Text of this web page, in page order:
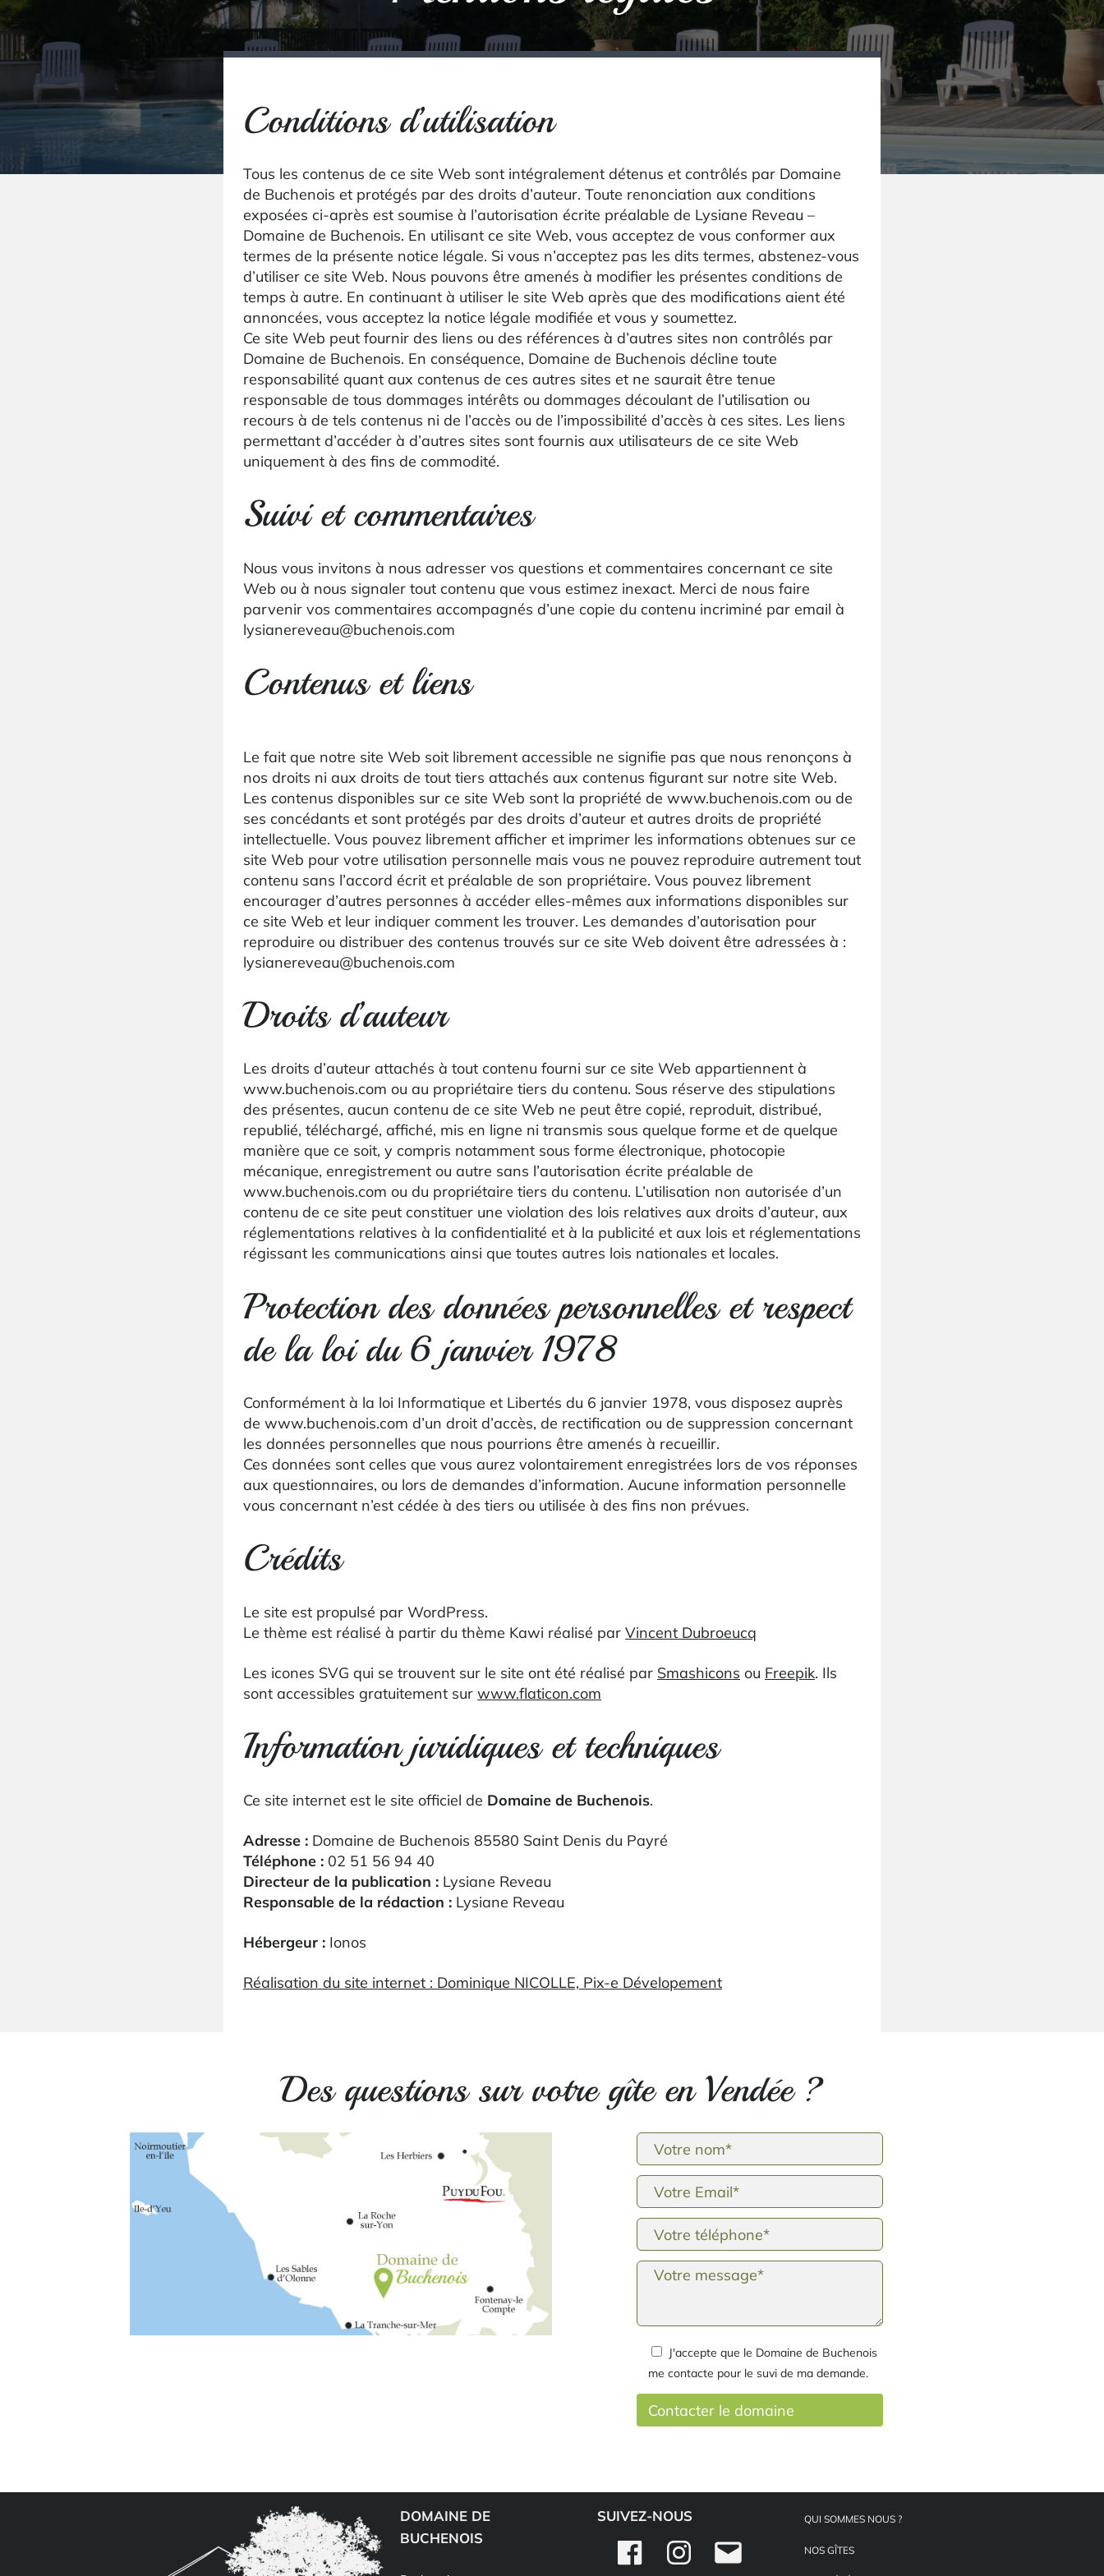
Conditions d’utilisation
Tous les contenus de ce site Web sont intégralement détenus et contrôlés par Domaine
de Buchenois et protégés par des droits d’auteur. Toute renonciation aux conditions
exposées ci-après est soumise à l’autorisation écrite préalable de Lysiane Reveau –
Domaine de Buchenois. En utilisant ce site Web, vous acceptez de vous conformer aux
termes de la présente notice légale. Si vous n’acceptez pas les dits termes, abstenez-vous
d’utiliser ce site Web. Nous pouvons être amenés à modifier les présentes conditions de
temps à autre. En continuant à utiliser le site Web après que des modifications aient été
annoncées, vous acceptez la notice légale modifiée et vous y soumettez.
Ce site Web peut fournir des liens ou des références à d’autres sites non contrôlés par
Domaine de Buchenois. En conséquence, Domaine de Buchenois décline toute
responsabilité quant aux contenus de ces autres sites et ne saurait être tenue
responsable de tous dommages intérêts ou dommages découlant de l’utilisation ou
recours à de tels contenus ni de l’accès ou de l’impossibilité d’accès à ces sites. Les liens
permettant d’accéder à d’autres sites sont fournis aux utilisateurs de ce site Web
uniquement à des fins de commodité.
Suivi et commentaires
Nous vous invitons à nous adresser vos questions et commentaires concernant ce site
Web ou à nous signaler tout contenu que vous estimez inexact. Merci de nous faire
parvenir vos commentaires accompagnés d’une copie du contenu incriminé par email à
lysianereveau@buchenois.com
Contenus et liens
Le fait que notre site Web soit librement accessible ne signifie pas que nous renonçons à
nos droits ni aux droits de tout tiers attachés aux contenus figurant sur notre site Web.
Les contenus disponibles sur ce site Web sont la propriété de www.buchenois.com ou de
ses concédants et sont protégés par des droits d’auteur et autres droits de propriété
intellectuelle. Vous pouvez librement afficher et imprimer les informations obtenues sur ce
site Web pour votre utilisation personnelle mais vous ne pouvez reproduire autrement tout
contenu sans l’accord écrit et préalable de son propriétaire. Vous pouvez librement
encourager d’autres personnes à accéder elles-mêmes aux informations disponibles sur
ce site Web et leur indiquer comment les trouver. Les demandes d’autorisation pour
reproduire ou distribuer des contenus trouvés sur ce site Web doivent être adressées à :
lysianereveau@buchenois.com
Droits d’auteur
Les droits d’auteur attachés à tout contenu fourni sur ce site Web appartiennent à
www.buchenois.com ou au propriétaire tiers du contenu. Sous réserve des stipulations
des présentes, aucun contenu de ce site Web ne peut être copié, reproduit, distribué,
republié, téléchargé, affiché, mis en ligne ni transmis sous quelque forme et de quelque
manière que ce soit, y compris notamment sous forme électronique, photocopie
mécanique, enregistrement ou autre sans l’autorisation écrite préalable de
www.buchenois.com ou du propriétaire tiers du contenu. L’utilisation non autorisée d’un
contenu de ce site peut constituer une violation des lois relatives aux droits d’auteur, aux
réglementations relatives à la confidentialité et à la publicité et aux lois et réglementations
régissant les communications ainsi que toutes autres lois nationales et locales.
Protection des données personnelles et respect
de la loi du 6 janvier 1978
Conformément à la loi Informatique et Libertés du 6 janvier 1978, vous disposez auprès
de www.buchenois.com d’un droit d’accès, de rectification ou de suppression concernant
les données personnelles que nous pourrions être amenés à recueillir.
Ces données sont celles que vous aurez volontairement enregistrées lors de vos réponses
aux questionnaires, ou lors de demandes d’information. Aucune information personnelle
vous concernant n’est cédée à des tiers ou utilisée à des fins non prévues.
Crédits
Le site est propulsé par WordPress.
Le thème est réalisé à partir du thème Kawi réalisé par Vincent Dubroeucq
Les icones SVG qui se trouvent sur le site ont été réalisé par Smashicons ou Freepik. Ils
sont accessibles gratuitement sur www.flaticon.com
Information juridiques et techniques
Ce site internet est le site officiel de Domaine de Buchenois.
Adresse : Domaine de Buchenois 85580 Saint Denis du Payré
Téléphone : 02 51 56 94 40
Directeur de la publication : Lysiane Reveau
Responsable de la rédaction : Lysiane Reveau
Hébergeur : Ionos
Réalisation du site internet : Dominique NICOLLE, Pix-e Dévelopement
Des questions sur votre gîte en Vendée ?
J'accepte que le Domaine de Buchenois
me contacte pour le suvi de ma demande.
DOMAINE DE
BUCHENOIS
SUIVEZ-NOUS
Facebook InstagramEmail
QUI SOMMES NOUS ?
NOS GÎTES